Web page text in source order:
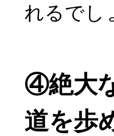
れるでし
④絶大
道を歩